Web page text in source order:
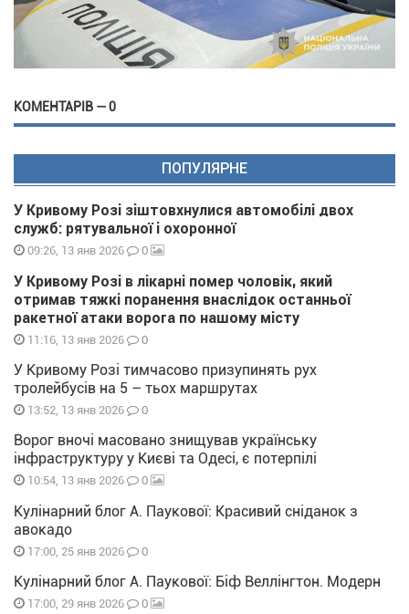
КОМЕНТАРІВ — 0
ПОПУЛЯРНЕ
У Кривому Розі зіштовхнулися автомобілі двох
служб: рятувальної і охоронної
09:26, 13 янв 2026 0
У Кривому Розі в лікарні помер чоловік, який
отримав тяжкі поранення внаслідок останньої
ракетної атаки ворога по нашому місту
11:16, 13 янв 2026 0
У Кривому Розі тимчасово призупинять рух
тролейбусів на 5 – тьох маршрутах
13:52, 13 янв 2026 0
Ворог вночі масовано знищував українську
інфраструктуру у Києві та Одесі, є потерпілі
10:54, 13 янв 2026 0
Кулінарний блог А. Паукової: Красивий сніданок з
авокадо
17:00, 25 янв 2026 0
Кулінарний блог А. Паукової: Біф Веллінгтон. Модерн
17:00, 29 янв 2026 0